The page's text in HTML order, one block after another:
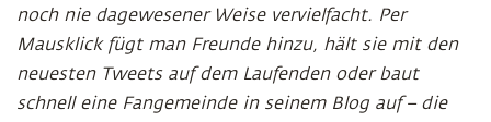
noch nie dagewesener Weise vervielfacht. Per
Mausklick fügt man Freunde hinzu, hält sie mit den
neuesten Tweets auf dem Laufenden oder baut
schnell eine Fangemeinde in seinem Blog auf – die